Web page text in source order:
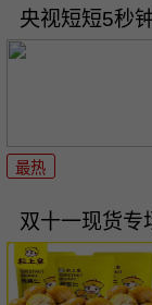
央视短短5秒
最热
双十一现货专